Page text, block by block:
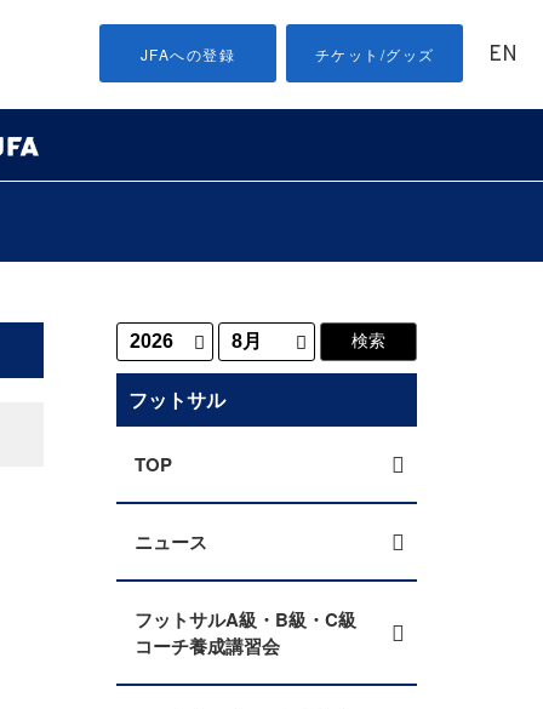
JFAへの登録 チケット/グッズ EN
フットサル
TOP
ニュース
フットサルA級・B級・C級
コーチ養成講習会